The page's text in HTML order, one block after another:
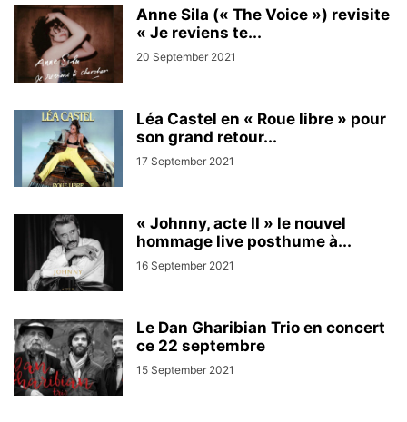
Anne Sila (« The Voice ») revisite
« Je reviens te...
20 September 2021
Léa Castel en « Roue libre » pour
son grand retour...
17 September 2021
« Johnny, acte II » le nouvel
hommage live posthume à...
16 September 2021
Le Dan Gharibian Trio en concert
ce 22 septembre
15 September 2021